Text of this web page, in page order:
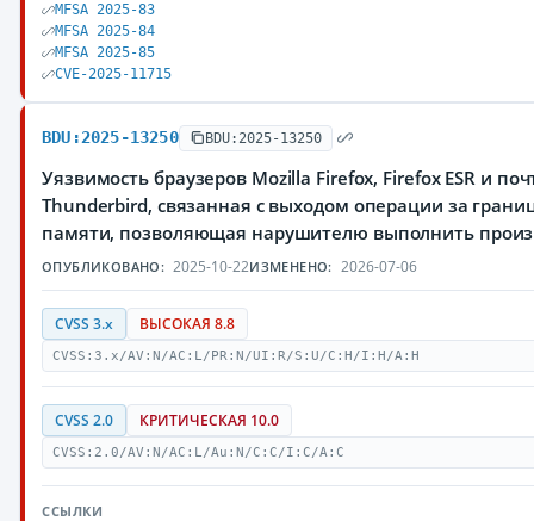
MFSA 2025-83
MFSA 2025-84
MFSA 2025-85
CVE-2025-11715
BDU:2025-13250 BDU:2025-13250
Уязвимость браузеров Mozilla Firefox, Firefox ESR и
Thunderbird, связанная с выходом операции за
памяти, позволяющая нарушителю выполнить
ОПУБЛИКОВАНО: 2025-10-22ИЗМЕНЕНО: 2026-07-06
CVSS 3.x ВЫСОКАЯ 8.8
CVSS:3.x/AV:N/AC:L/PR:N/UI:R/S:U/C:H/I:H/A:H
CVSS 2.0 КРИТИЧЕСКАЯ 10.0
CVSS:2.0/AV:N/AC:L/Au:N/C:C/I:C/A:C
ССЫЛКИ